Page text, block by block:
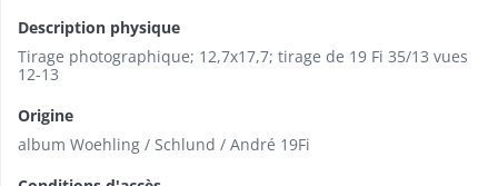
Description physique
Tirage photographique; 12,7x17,7; tirage de 19 Fi 35/13 vues
12-13
Origine
album Woehling / Schlund / André 19Fi